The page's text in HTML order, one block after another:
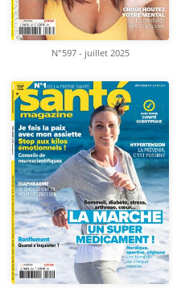
N°597 - juillet 2025